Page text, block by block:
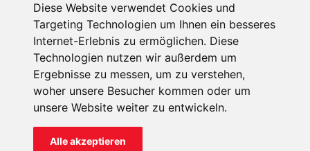
Diese Website verwendet Cookies und
Targeting Technologien um Ihnen ein besseres
Internet-Erlebnis zu ermöglichen. Diese
Technologien nutzen wir außerdem um
Ergebnisse zu messen, um zu verstehen,
woher unsere Besucher kommen oder um
unsere Website weiter zu entwickeln.
Alle akzeptieren
kin@kircheinnot.at
KIN weltweit